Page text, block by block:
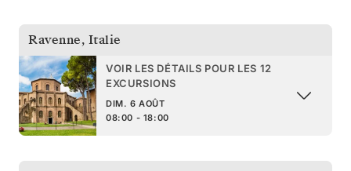
Ravenne, Italie
VOIR LES DÉTAILS POUR LES 12
EXCURSIONS
DIM. 6 AOÛT
08:00 - 18:00